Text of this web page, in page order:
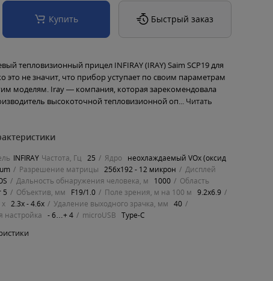
Купить Быстрый заказ
тепловизионный прицел INFIRAY (IRAY) Saim SCP19 для
это не значит, что прибор уступает по своим параметрам
моделям. Iray — компания, которая зарекомендовала
высокоточной тепловизионной оп... Читать
INFIRAY Частота, Гц 25 Ядро неохлаждаемый VOx (оксид
Разрешение матрицы 256x192 - 12 микрон
Дисплей
Дальность обнаружения человека, м 1000
Область
5 Объектив, мм F19/1.0 Поле зрения, м на 100 м
9.2x6.9
2.3x - 4.6x Удаление выходного зрачка, мм
40
настройка
- 6…+ 4 microUSB Type-C